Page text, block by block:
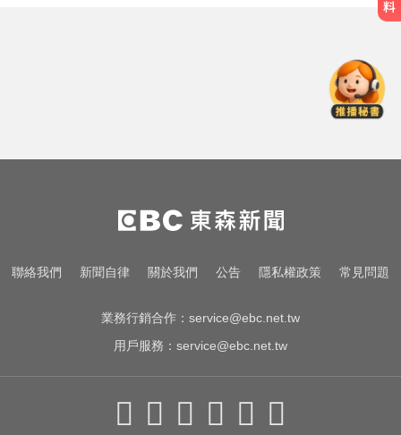
線、時間曝光
慈濟採購BNT疫苗被詐10億！醫：4
年後還陳時中清白
今立秋拚轉運！命理師點名「6生
聯絡我們 新聞自律 關於我們 公告 隱私權政策 常見問題
業務行銷合作： service@ebc.net.tw
用戶服務： service@ebc.net.tw